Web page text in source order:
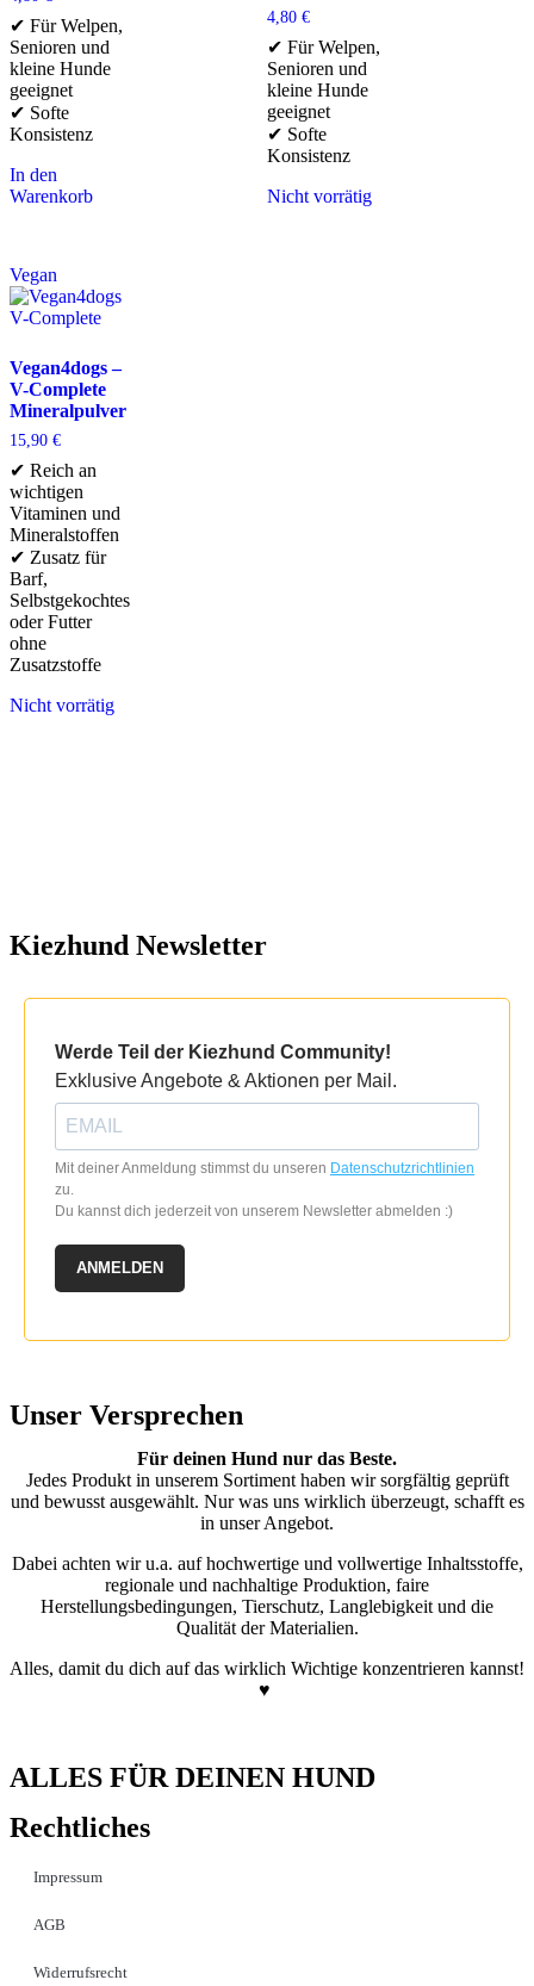
✔ Für Welpen,
Senioren und
kleine Hunde
geeignet
✔ Softe
Konsistenz
In den
Warenkorb
4,80 €
✔ Für Welpen,
Senioren und
kleine Hunde
geeignet
✔ Softe
Konsistenz
Nicht vorrätig
Vegan
Vegan4dogs –
V-Complete
Mineralpulver
15,90 €
✔ Reich an
wichtigen
Vitaminen und
Mineralstoffen
✔ Zusatz für
Barf,
Selbstgekochtes
oder Futter
ohne
Zusatzstoffe
Nicht vorrätig
Kiezhund Newsletter
Werde Teil der Kiezhund Community!
Exklusive Angebote & Aktionen per Mail.
Mit deiner Anmeldung stimmst du unseren Datenschutzrichtlinien
zu.
Du kannst dich jederzeit von unserem Newsletter abmelden :)
ANMELDEN
Unser Versprechen
Für deinen Hund nur das Beste.
Jedes Produkt in unserem Sortiment haben wir sorgfältig geprüft
und bewusst ausgewählt. Nur was uns wirklich überzeugt, schafft es
in unser Angebot.
Dabei achten wir u.a. auf hochwertige und vollwertige Inhaltsstoffe,
regionale und nachhaltige Produktion, faire
Herstellungsbedingungen, Tierschutz, Langlebigkeit und die
Qualität der Materialien.
Alles, damit du dich auf das wirklich Wichtige konzentrieren kannst!
♥
ALLES FÜR DEINEN HUND
Rechtliches
Impressum
AGB
Widerrufsrecht